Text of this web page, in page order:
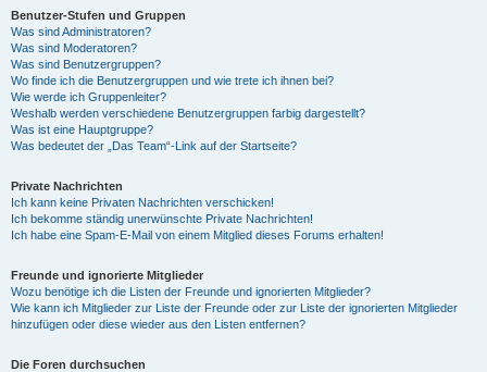
Benutzer-Stufen und Gruppen
Was sind Administratoren?
Was sind Moderatoren?
Was sind Benutzergruppen?
Wo finde ich die Benutzergruppen und wie trete ich ihnen bei?
Wie werde ich Gruppenleiter?
Weshalb werden verschiedene Benutzergruppen farbig dargestellt?
Was ist eine Hauptgruppe?
Was bedeutet der „Das Team“-Link auf der Startseite?
Private Nachrichten
Ich kann keine Privaten Nachrichten verschicken!
Ich bekomme ständig unerwünschte Private Nachrichten!
Ich habe eine Spam-E-Mail von einem Mitglied dieses Forums erhalten!
Freunde und ignorierte Mitglieder
Wozu benötige ich die Listen der Freunde und ignorierten Mitglieder?
Wie kann ich Mitglieder zur Liste der Freunde oder zur Liste der ignorierten Mitglieder
hinzufügen oder diese wieder aus den Listen entfernen?
Die Foren durchsuchen